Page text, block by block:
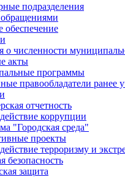
подразделения
обращениями
обеспечение
о численности
акты
программы
правообладатели ранее
отчетность
коррупции
"Городская среда"
проекты
терроризму и
безопасность
защита